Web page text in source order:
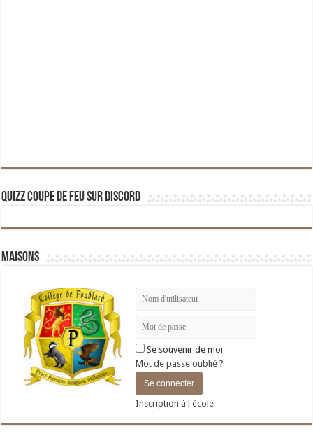
Quizz Coupe de Feu sur Discord
Maisons
Se souvenir de moi
Mot de passe oublié ?
Inscription à l'école